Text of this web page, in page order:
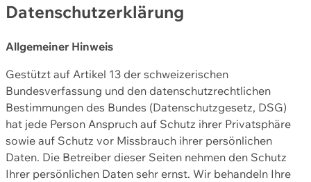
Datenschutzerklärung
Allgemeiner Hinweis
Gestützt auf Artikel 13 der schweizerischen
Bundesverfassung und den datenschutzrechtlichen
Bestimmungen des Bundes (Datenschutzgesetz, DSG)
hat jede Person Anspruch auf Schutz ihrer Privatsphäre
sowie auf Schutz vor Missbrauch ihrer persönlichen
Daten. Die Betreiber dieser Seiten nehmen den Schutz
Ihrer persönlichen Daten sehr ernst. Wir behandeln Ihre